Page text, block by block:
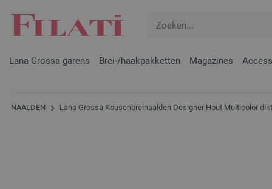
Lana Grossa garens Brei-/haakpakketten Magazines
NAALDEN Lana Grossa Kousenbreinaalden Designer Hout Multicolor